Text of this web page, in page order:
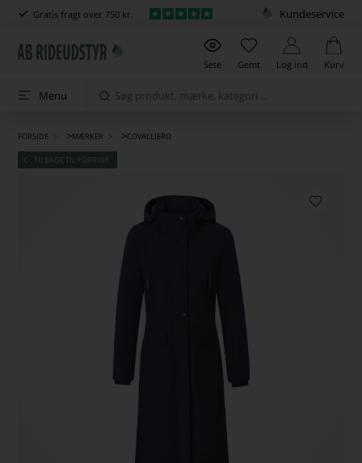
Gratis fragt over 750 kr. Kundeservice
Sete Gemt Log ind Kurv
Menu
FORSIDE >MÆRKER >COVALLIERO
TILBAGE TIL FORRIGE